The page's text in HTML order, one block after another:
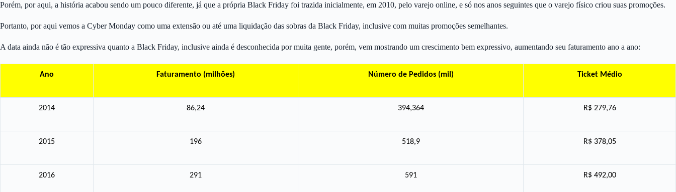
Porém, por aqui, a história acabou sendo um pouco diferente, já que a própria Black Friday foi trazida inicialmente, em 2010, pelo varejo online, e só nos anos seguintes que o varejo físico criou suas promoções.
Portanto, por aqui vemos a Cyber Monday como uma extensão ou até uma liquidação das sobras da Black Friday, inclusive com muitas promoções semelhantes.
A data ainda não é tão expressiva quanto a Black Friday, inclusive ainda é desconhecida por muita gente, porém, vem mostrando um crescimento bem expressivo, aumentando seu faturamento ano a ano:
Ano Faturamento (milhões) Número de Pedidos (mil) Ticket Médio
2014 86,24 394,364 R$ 279,76
2015 196 518,9 R$ 378,05
2016 291 591 R$ 492,00